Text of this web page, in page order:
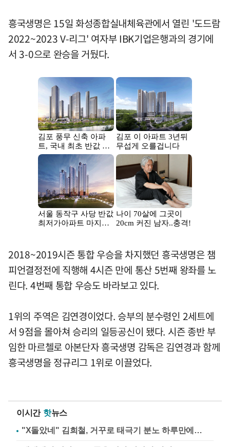
흥국생명은 15일 화성종합실내체육관에서 열린 '도드람
2022~2023 V-리그' 여자부 IBK기업은행과의 경기에
서 3-0으로 완승을 거뒀다.
2018~2019시즌 통합 우승을 차지했던 흥국생명은 챔
피언결정전에 직행해 4시즌 만에 통산 5번째 왕좌를 노
린다. 4번째 통합 우승도 바라보고 있다.
1위의 주역은 김연경이었다. 승부의 분수령인 2세트에
서 9점을 몰아쳐 승리의 일등공신이 됐다. 시즌 종반 부
임한 마르첼로 아본단자 흥국생명 감독은 김연경과 함께
흥국생명을 정규리그 1위로 이끌었다.
이시간 핫뉴스
"X돌았네" 김희철, 거꾸로 태극기 분노 하루만에…